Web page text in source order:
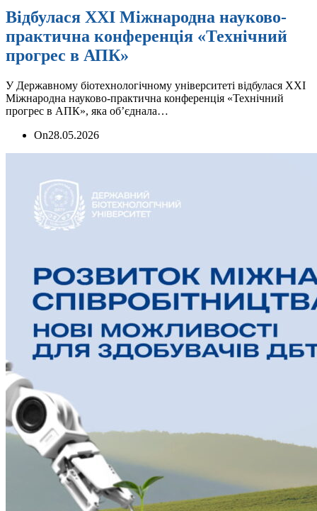
Відбулася ХХІ Міжнародна науково-
практична конференція «Технічний
прогрес в АПК»
У Державному біотехнологічному університеті відбулася ХХІ
Міжнародна науково-практична конференція «Технічний
прогрес в АПК», яка об’єднала…
On28.05.2026